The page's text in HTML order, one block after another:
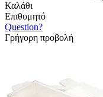
Καλάθι
Επιθυμητό
Question?
Γρήγορη προβολή